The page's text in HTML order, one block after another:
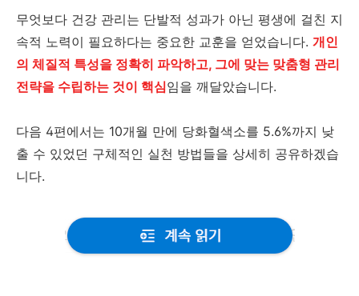
무엇보다 건강 관리는 단발적 성과가 아닌 평생에 걸친 지
속적 노력이 필요하다는 중요한 교훈을 얻었습니다. 개인
의 체질적 특성을 정확히 파악하고, 그에 맞는 맞춤형 관리
전략을 수립하는 것이 핵심임을 깨달았습니다.
다음 4편에서는 10개월 만에 당화혈색소를 5.6%까지 낮
출 수 있었던 구체적인 실천 방법들을 상세히 공유하겠습
니다.